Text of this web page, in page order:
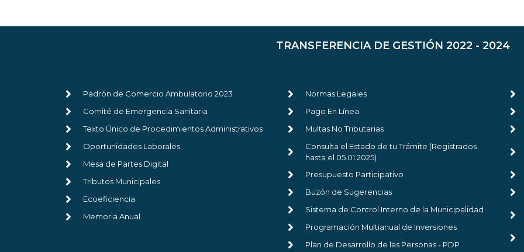
TRANSFERENCIA DE GESTIÓN 2022 - 2024
Padrón de Comercio Ambulatorio 2023
Comité de Emergencia Sanitaria
Texto Único de Procedimientos Administrativos
Oportunidades Laborales
Mesa de Partes Digital
Tributos Municipales
Ecoeficiencia
Memoria Anual
Normas Legales
Pago En Línea
Multas No Tributarias
Consulta el Estado de tu Trámite (Registrados
hasta el 05.01.2025)
Presupuesto Participativo
Buzón de Sugerencias
Sistema de Control Interno de la Municipalidad
Programación Multianual de Inversiones
Plan de Desarrollo de las Personas - PDP